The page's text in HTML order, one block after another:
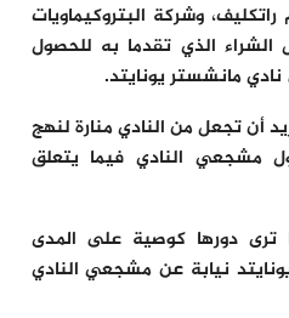
راتكليف، وشركة البتروكيماويات
الذي تقدما به للحصول
مانشستر يونايتد.
أن تجعل من النادي منارة لنهج
مشجعي النادي فيما يتعلق
ترى دورها كوصية على المدى
نيابة عن مشجعي النادي